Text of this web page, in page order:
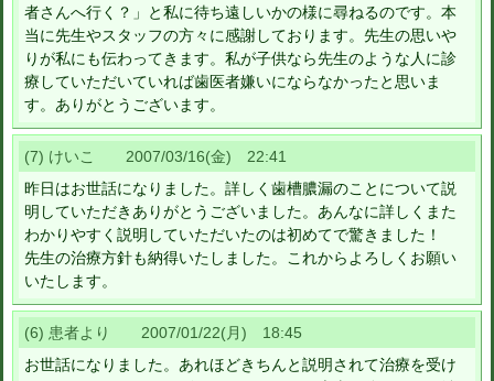
者さんへ行く？」と私に待ち遠しいかの様に尋ねるのです。本
当に先生やスタッフの方々に感謝しております。先生の思いや
りが私にも伝わってきます。私が子供なら先生のような人に診
療していただいていれば歯医者嫌いにならなかったと思いま
す。ありがとうございます。
(7) けいこ 2007/03/16(金) 22:41
昨日はお世話になりました。詳しく歯槽膿漏のことについて説
明していただきありがとうございました。あんなに詳しくまた
わかりやすく説明していただいたのは初めてで驚きました！
先生の治療方針も納得いたしました。これからよろしくお願い
いたします。
(6) 患者より 2007/01/22(月) 18:45
お世話になりました。あれほどきちんと説明されて治療を受け